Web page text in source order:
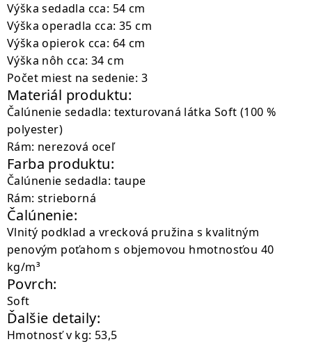
Výška sedadla cca: 54 cm
Výška operadla cca: 35 cm
Výška opierok cca: 64 cm
Výška nôh cca: 34 cm
Počet miest na sedenie: 3
Materiál produktu:
Čalúnenie sedadla: texturovaná látka Soft (100 %
polyester)
Rám: nerezová oceľ
Farba produktu:
Čalúnenie sedadla: taupe
Rám: strieborná
Čalúnenie:
Vlnitý podklad a vrecková pružina s kvalitným
penovým poťahom s objemovou hmotnosťou 40
kg/m³
Povrch:
Soft
Ďalšie detaily:
Hmotnosť v kg: 53,5